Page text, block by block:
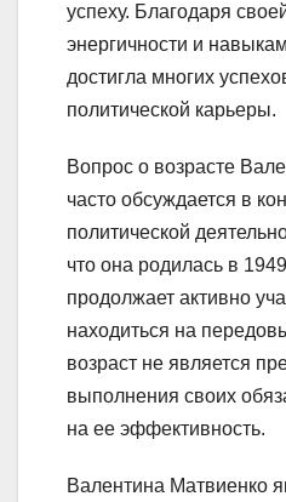
успеху. Благодаря
энергичности и
достигла многих
политической карьеры.
Вопрос о возрасте
часто обсуждается в
политической
что она родилась в
продолжает активно
находиться на
возраст не является
выполнения своих
на ее эффективность.
Валентина Матвиенко